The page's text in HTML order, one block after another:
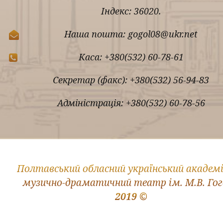
Індекс: 36020.
Наша пошта: gogol08@ukr.net
Каса: +380(532) 60-78-61
Секретар (факс): +380(532) 56-94-83
Адміністрація: +380(532) 60-78-56
2019 ©
Полтавський обласний український
музично-драматичний театр ім. М.В.